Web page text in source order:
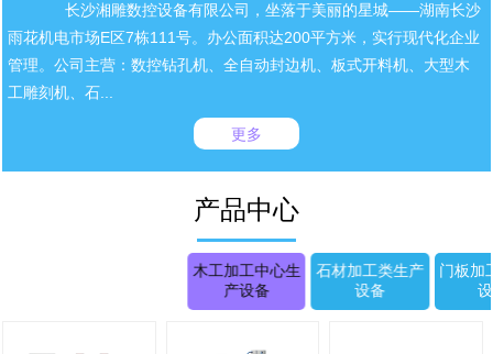
长沙湘雕数控设备有限公司，坐落于美丽的星城——湖南长沙
雨花机电市场E区7栋111号。办公面积达200平方米，实行现代化企业
管理。公司主营：数控钻孔机、全自动封边机、板式开料机、大型木
工雕刻机、石...
更多
产品中心
木工加工中心生
产设备
石材加工类生产
设备
门板加